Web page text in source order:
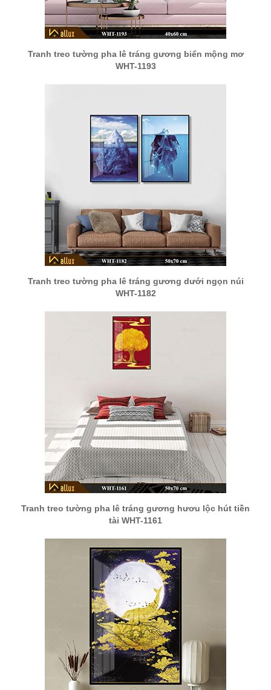
Tranh treo tường pha lê tráng gương biển mộng mơ
WHT-1193
Tranh treo tường pha lê tráng gương dưới ngọn núi
WHT-1182
Tranh treo tường pha lê tráng gương hươu lộc hút tiền
tài WHT-1161